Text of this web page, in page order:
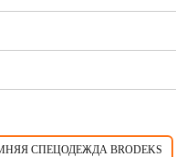
СПЕЦОДЕЖДА BRODEKS